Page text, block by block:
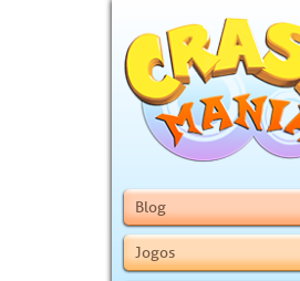
Blog
Jogos